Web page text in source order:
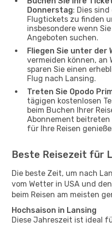
Donnerstag: Dies
Flugtickets zu finden
insbesondere wenn
Angeboten suchen.
Fliegen Sie unter der
vermeiden können, an
sparen Sie einen
Flug nach Lansing.
Treten Sie Opodo
tägigen kostenlosen
beim Buchen Ihrer
Abonnement
für Ihre Reisen
Beste Reisezeit für
Die beste Zeit, um nach
vom Wetter in USA und
beim Reisen am meisten
Hochsaison in Lansing
Diese Jahreszeit ist ideal